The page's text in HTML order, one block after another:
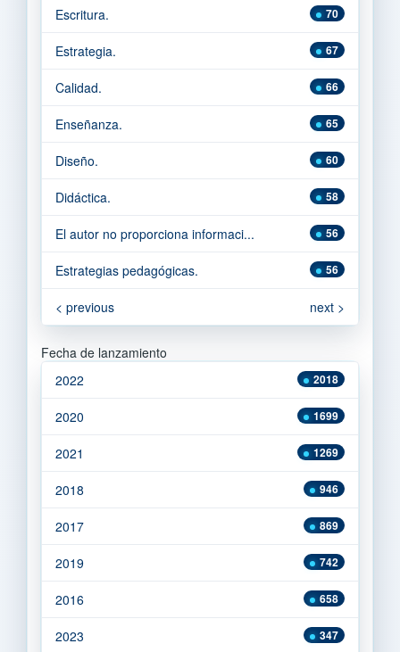
70
Escritura.
67
Estrategia.
66
Calidad.
65
Enseñanza.
60
Diseño.
58
Didáctica.
56
El autor no proporciona informaci...
56
Estrategias pedagógicas.
< previous next >
Fecha de lanzamiento
2018
2022
1699
2020
1269
2021
946
2018
869
2017
742
2019
658
2016
347
2023